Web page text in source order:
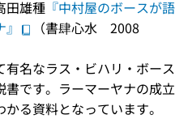
田雄種 『中村屋のボースが語
（書肆心水 2008
名なラス・ビハリ・ボース
書です。ラーマーヤナの成立
る資料となっています。